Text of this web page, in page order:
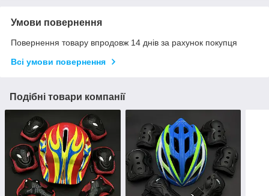
Умови повернення
Повернення товару впродовж 14 днів за рахунок покупця
Всі умови повернення
Подібні товари компанії